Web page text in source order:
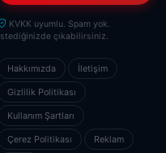
KVKK uyumlu. Spam yok.
İstediğinizde çıkabilirsiniz.
Hakkımızda İletişim
Gizlilik Politikası
Kullanım Şartları
Çerez Politikası Reklam